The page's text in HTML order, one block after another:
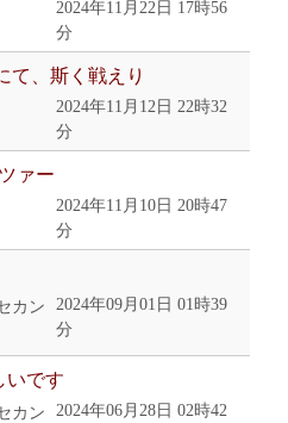
2024年11月22日 17時56
分
て、斯く戦えり
2024年11月12日 22時32
分
ァー
2024年11月10日 20時47
分
カン
2024年09月01日 01時39
分
いです
カン
2024年06月28日 02時42